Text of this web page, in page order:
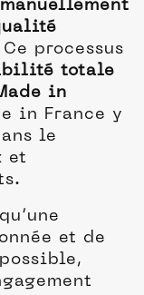
processus
totale
in
in France y
le
et
et de